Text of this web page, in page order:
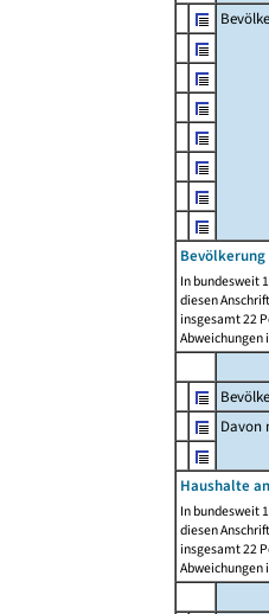
In bundesweit
diesen
insgesamt 22
Abweichungen
Davon
Haushalte
In bundesweit
diesen
insgesamt 22
Abweichungen